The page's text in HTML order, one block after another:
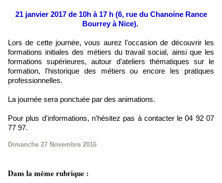
21 janvier 2017 de 10h à 17 h (6, rue du Chanoine Rance
Bourrey à Nice).
Lors de cette journée, vous aurez l'occasion de découvrir les
formations initiales des métiers du travail social, ainsi que les
formations supérieures, autour d'ateliers thématiques sur le
formation, l'historique des métiers ou encore les pratiques
professionnelles.
La journée sera ponctuée par des animations.
Pour plus d'informations, n'hésitez pas à contacter le 04 92 07
77 97.
Dimanche 27 Novembre 2016
Dans la même rubrique :